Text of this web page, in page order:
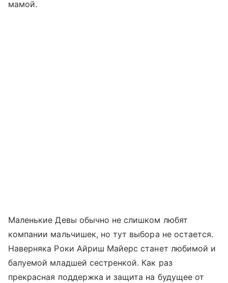
мамой.
Маленькие Девы обычно не слишком любят
компании мальчишек, но тут выбора не остается.
Наверняка Роки Айриш Майерс станет любимой и
балуемой младшей сестренкой. Как раз
прекрасная поддержка и защита на будущее от